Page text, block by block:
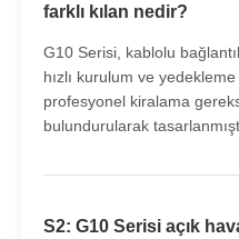
farklı kılan nedir?
G10 Serisi, kablolu
hızlı kurulum ve
profesyonel kiralama
bulundurularak
S2: G10 Serisi açık